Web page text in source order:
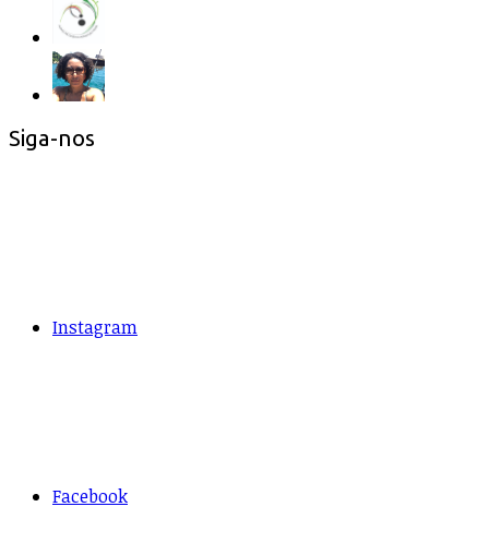
Siga-nos
Instagram
Facebook